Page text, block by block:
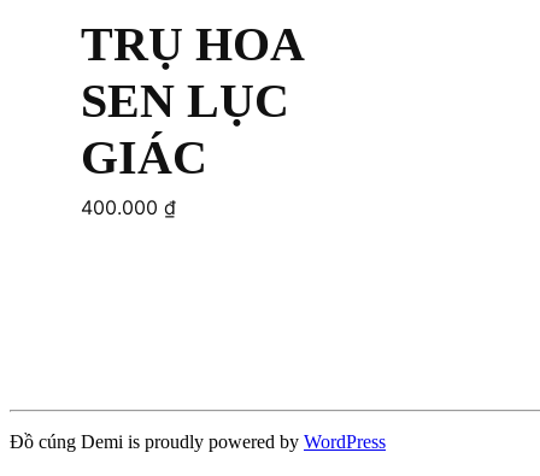
TRỤ HOA
SEN LỤC
GIÁC
400.000 ₫
Đồ cúng Demi is proudly powered by WordPress